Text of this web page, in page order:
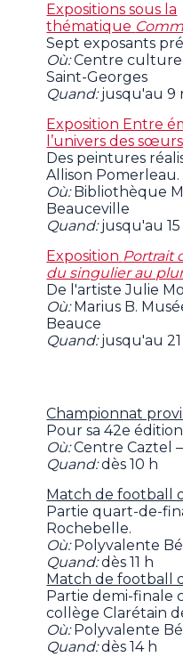
Expositions sous la
thématique
Sept exposants
Où:Centre
Saint-Georges
Quand:jusqu'au 9
Exposition Entre
l’univers des
Des peintures
Allison Pomerleau.
Où:Bibliothèque
Beauceville
Quand:jusqu'au
Exposition Portrait
du singulier au
De l'artiste Julie
Où:Marius B.
Beauce
Quand:jusqu'au
Championnat
Pour sa 42e
Où:Centre Caztel
Quand:dès 10 h
Match de football
Partie quart-de-
Rochebelle.
Où:Polyvalente
Quand:dès 11 h
Match de football
Partie demi-finale
collège Clarétain
Où:Polyvalente
Quand:dès 14 h